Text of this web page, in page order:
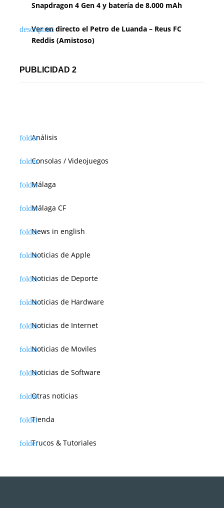
Snapdragon 4 Gen 4 y batería de 8.000 mAh
Ver en directo el Petro de Luanda – Reus FC
Reddis (Amistoso)
PUBLICIDAD 2
Análisis
Consolas / Videojuegos
Málaga
Málaga CF
News in english
Noticias de Apple
Noticias de Deporte
Noticias de Hardware
Noticias de Internet
Noticias de Moviles
Noticias de Software
Otras noticias
Tienda
Trucos & Tutoriales